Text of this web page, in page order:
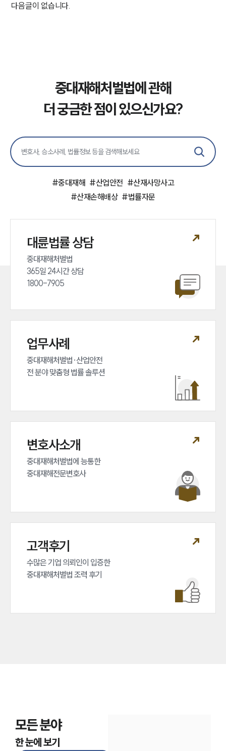
다음글이 없습니다.
중대재해처벌법에 관해
더 궁금한 점이 있으신가요?
#중대재해 #산업안전 #산재사망사고
#산재손해배상 #법률자문
대륜법률 상담
중대재해처벌법
365일 24시간 상담
1800-7905
업무사례
중대재해처벌법·산업안전
전 분야 맞춤형 법률 솔루션
변호사소개
중대재해처벌법에 능통한
중대재해전문변호사
고객후기
수많은 기업 의뢰인이 입증한
중대재해처벌법 조력 후기
모든 분야
한 눈에 보기